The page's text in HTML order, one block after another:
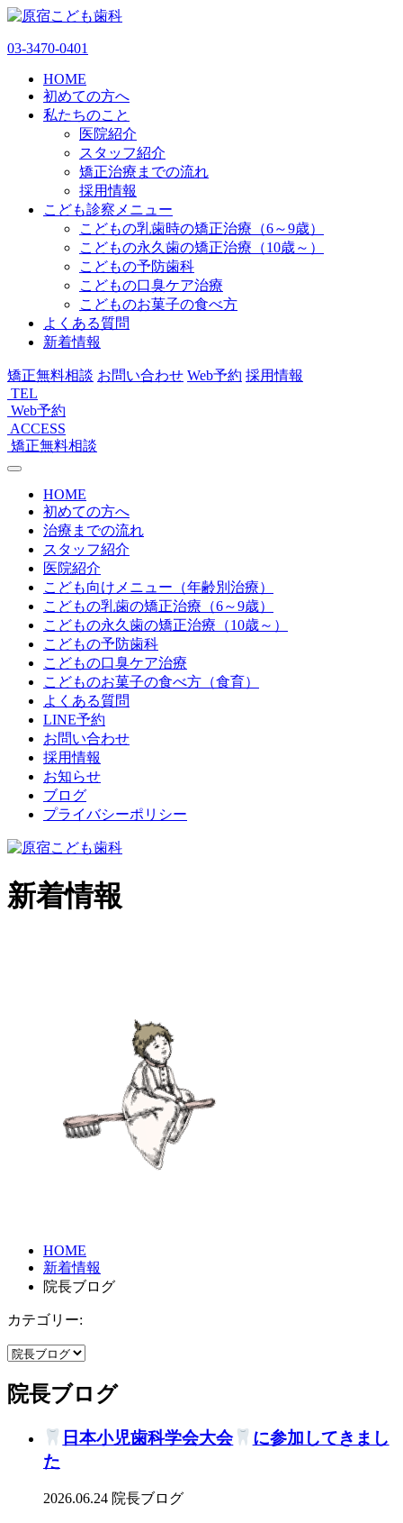
03-3470-0401
HOME
初めての方へ
私たちのこと
医院紹介
スタッフ紹介
矯正治療までの流れ
採用情報
こども診察メニュー
こどもの乳歯時の矯正治療（6～9歳）
こどもの永久歯の矯正治療（10歳～）
こどもの予防歯科
こどもの口臭ケア治療
こどものお菓子の食べ方
よくある質問
新着情報
矯正無料相談 お問い合わせ Web予約 採用情報
TEL
Web予約
ACCESS
矯正無料相談
HOME
初めての方へ
治療までの流れ
スタッフ紹介
医院紹介
こども向けメニュー（年齢別治療）
こどもの乳歯の矯正治療（6～9歳）
こどもの永久歯の矯正治療（10歳～）
こどもの予防歯科
こどもの口臭ケア治療
こどものお菓子の食べ方（食育）
よくある質問
LINE予約
お問い合わせ
採用情報
お知らせ
ブログ
プライバシーポリシー
新着情報
HOME
新着情報
院長ブログ
カテゴリー:
院長ブログ
日本小児歯科学会大会
に参加してきまし
た
2026.06.24 院長ブログ